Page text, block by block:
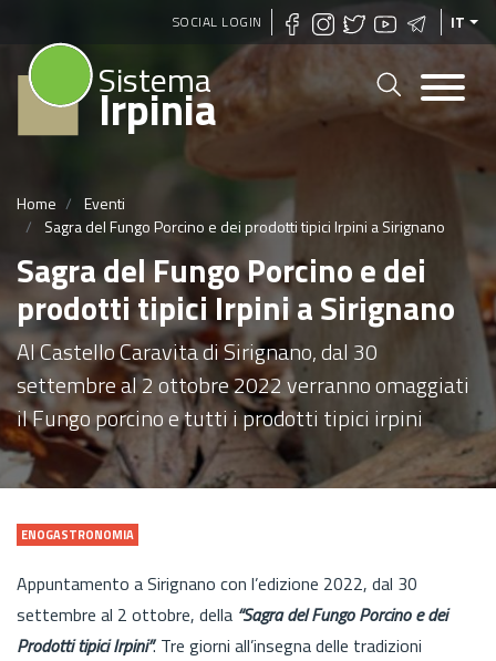
Salta
al
principale
SOCIAL LOGIN IT
Sistema
Irpinia
Home
Eventi
Sagra del Fungo Porcino e dei prodotti tipici Irpini a Sirignano
Sagra del Fungo Porcino e dei
prodotti tipici Irpini a Sirignano
Al Castello Caravita di Sirignano, dal 30
settembre al 2 ottobre 2022 verranno omaggiati
il Fungo porcino e tutti i prodotti tipici irpini
ENOGASTRONOMIA
Appuntamento a Sirignano con l’edizione 2022, dal 30
settembre al 2 ottobre, della “Sagra del Fungo Porcino e dei
Prodotti tipici Irpini”. Tre giorni all’insegna delle tradizioni